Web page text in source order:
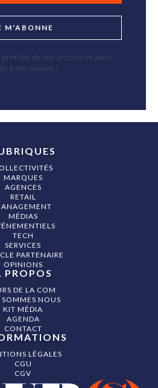
M'ABONNE
profiter de nos articles et avoir
à nos revues !
MARQUES
AGENCES
RETAIL
MÉDIAS
TECH
SERVICES
PARTENAIRE
OPINIONS
PROPOS
DE LA COM
NOUS
KIT MÉDIA
AGENDA
CONTACT
LÉGALES
CGU
CGV